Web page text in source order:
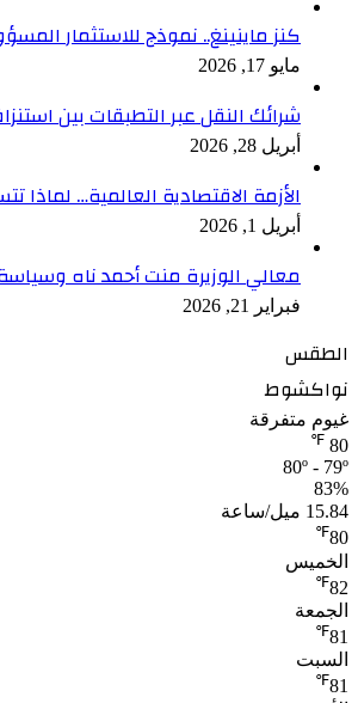
كنز ماينينغ.. نموذج للاستثمار
مايو 17, 2026
شرائك النقل عبر التطبقات بين
أبريل 28, 2026
الأزمة الاقتصادية العالمية… لماذا
أبريل 1, 2026
معالي الوزيرة منت أحمد ناه
فبراير 21, 2026
الطقس
نواكشوط
غيوم متفرقة
80
℉
80º - 79º
83%
15.84 ميل/ساعة
80
℉
الخميس
82
℉
الجمعة
81
℉
السبت
81
℉